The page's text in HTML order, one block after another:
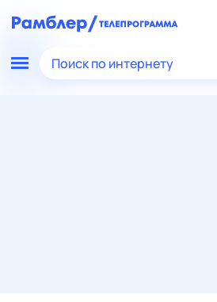
Поиск по интернету